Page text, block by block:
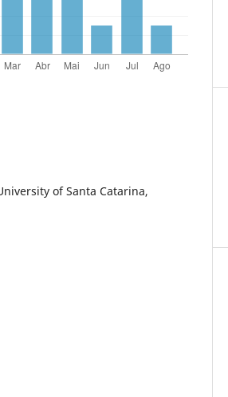
of Santa Catarina,